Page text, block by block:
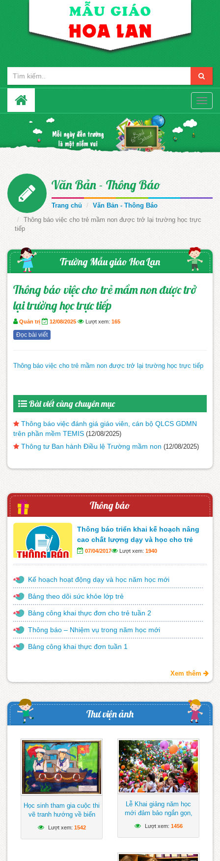
Toggle
Văn Bản - Thông Báo
Trang chủ
Văn Bản - Thông Báo
Thông báo việc cho trẻ mầm non được trở lại trường học trực
tiếp
Trường Mẫu giáo Hoa Lan
Thông báo việc cho trẻ mầm non được trở
lại trường học trực tiếp
Quản trị 12/08/2025 Lượt xem: 165
Đọc bài viết
Thông báo việc cho trẻ mầm non được trở lại trường học trực tiếp
Bài viết cùng chuyên mục
Thông báo việc đánh giá giáo viên, cán bộ QLCS GDMN
trên phần mềm TEMIS (12/08/2025)
Thông tư Ban hành Điều lệ Trường mầm non (12/08/2025)
Thông báo
Thông báo triển khai kế hoạch nâng
cao chất lượng dạy và học cho trẻ
07/04/2017 Lượt xem: 1940
Kế hoạch hoạt động dạy và học năm học mới
Bảng theo dõi sức khỏe lớp trẻ
Bảng công khai thực đơn cho trẻ tuần 2
Thông báo – Nhiệm vụ trong năm học mới
Bảng công khai thực đơn tuần 1
Xem thêm
Thư viện ảnh
Học sinh tham gia cuộc thi
vẽ tranh hướng về biển
Lượt xem: 1542
Lễ Khai giảng năm học
mới đảm bảo ngắn gọn,
Lượt xem: 1456